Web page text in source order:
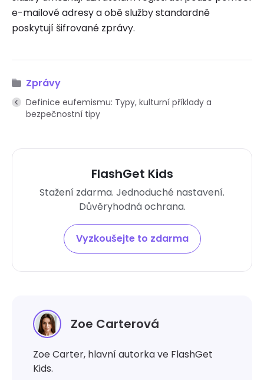
e-mailové adresy a obě služby standardně
poskytují šifrované zprávy.
Zprávy
Definice eufemismu: Typy, kulturní příklady a
bezpečnostní tipy
FlashGet Kids
Stažení zdarma. Jednoduché nastavení.
Důvěryhodná ochrana.
Vyzkoušejte to zdarma
Zoe Carterová
Zoe Carter, hlavní autorka ve FlashGet
Kids.